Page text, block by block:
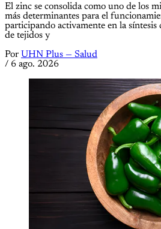
El zinc se consolida como uno de los
más determinantes para el
participando activamente en la
de tejidos y
Por UHN Plus — Salud
/ 6 ago. 2026